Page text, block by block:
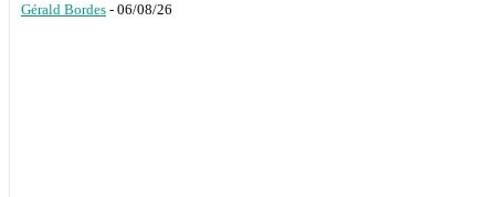
Gérald Bordes - 06/08/26